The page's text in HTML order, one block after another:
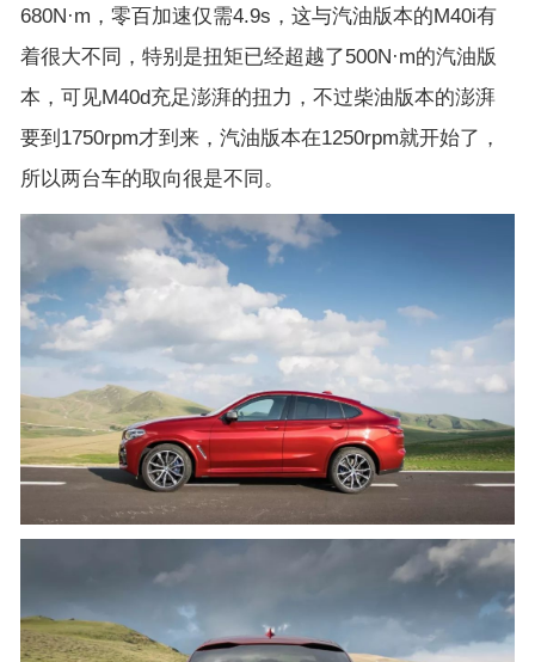
680N·m，零百加速仅需4.9s，这与汽油版本的M40i有
着很大不同，特别是扭矩已经超越了500N·m的汽油版
本，可见M40d充足澎湃的扭力，不过柴油版本的澎湃
要到1750rpm才到来，汽油版本在1250rpm就开始了，
所以两台车的取向很是不同。